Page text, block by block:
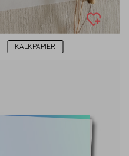
KALKPAPIER